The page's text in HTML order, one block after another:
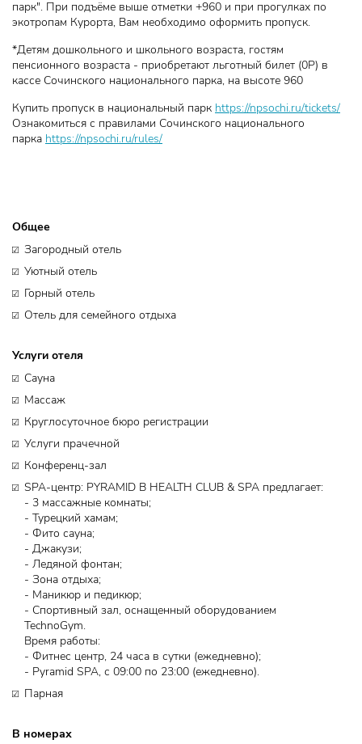
парк". При подъёме выше отметки +960 и при прогулках по
экотропам Курорта, Вам необходимо оформить пропуск.
*Детям дошкольного и школьного возраста, гостям
пенсионного возраста - приобретают льготный билет (0Р) в
кассе Сочинского национального парка, на высоте 960
Купить пропуск в национальный парк https://npsochi.ru/tickets/
Ознакомиться с правилами Сочинского национального
парка https://npsochi.ru/rules/
Общее
Загородный отель
Уютный отель
Горный отель
Отель для семейного отдыха
Услуги отеля
Сауна
Массаж
Круглосуточное бюро регистрации
Услуги прачечной
Конференц-зал
SPA-центр: PYRAMID В HEALTH CLUB & SPA предлагает:
- 3 массажные комнаты;
- Турецкий хамам;
- Фито сауна;
- Джакузи;
- Ледяной фонтан;
- Зона отдыха;
- Маникюр и педикюр;
- Спортивный зал, оснащенный оборудованием
TechnoGym.
Время работы:
- Фитнес центр, 24 часа в сутки (ежедневно);
- Pyramid SPA, с 09:00 по 23:00 (ежедневно).
Парная
В номерах